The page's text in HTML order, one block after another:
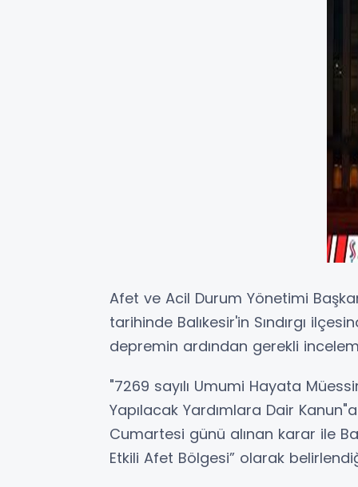
Afet ve Acil Durum Yönetimi
tarihinde Balıkesir'in Sındırgı
depremin ardından gerekli
"7269 sayılı Umumi Hayata
Yapılacak Yardımlara Dair
Cumartesi günü alınan karar ile
Etkili Afet Bölgesi” olarak